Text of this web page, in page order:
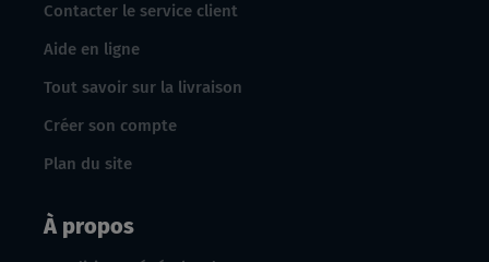
Contacter le service client
Aide en ligne
Tout savoir sur la livraison
Créer son compte
Plan du site
À propos